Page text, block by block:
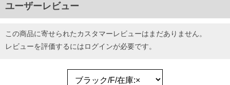
ユーザーレビュー
この商品に寄せられたカスタマーレビューはまだありません。
レビューを評価するにはログインが必要です。